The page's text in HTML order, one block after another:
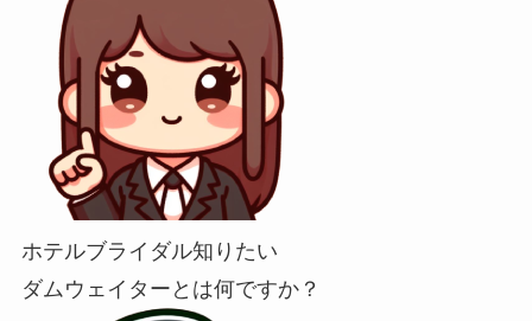
ホテルブライダル知りたい
ダムウェイターとは何ですか？